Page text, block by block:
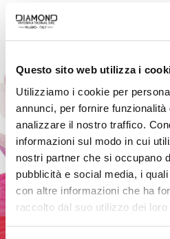
Questo sito web utilizza i
Utilizziamo i cookie per
annunci, per fornire
analizzare il nostro traffico.
informazioni sul modo in cui
nostri partner che si occupano
pubblicità e social media, i
con altre informazioni che ha
raccolto dal suo utilizzo dei loro